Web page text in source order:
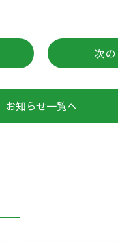
次
お知らせ一覧へ